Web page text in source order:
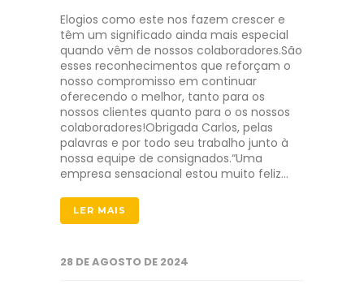
Elogios como este nos fazem crescer e
têm um significado ainda mais especial
quando vêm de nossos colaboradores.São
esses reconhecimentos que reforçam o
nosso compromisso em continuar
oferecendo o melhor, tanto para os
nossos clientes quanto para o os nossos
colaboradores!Obrigada Carlos, pelas
palavras e por todo seu trabalho junto à
nossa equipe de consignados.“Uma
empresa sensacional estou muito feliz…
LER MAIS
28 DE AGOSTO DE 2024